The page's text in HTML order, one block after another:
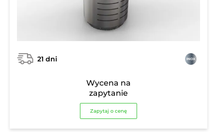
21 dni
Wycena na
zapytanie
Zapytaj o cenę